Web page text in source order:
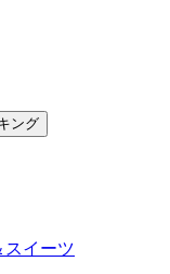
ング
スイーツ